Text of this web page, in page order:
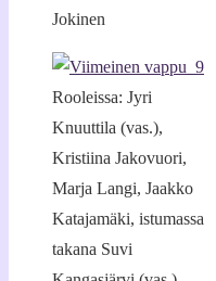
Jokinen
Rooleissa: Jyri
Knuuttila (vas.),
Kristiina Jakovuori,
Marja Langi, Jaakko
Katajamäki, istumassa
takana Suvi